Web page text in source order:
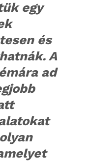
egy
és
A
ad